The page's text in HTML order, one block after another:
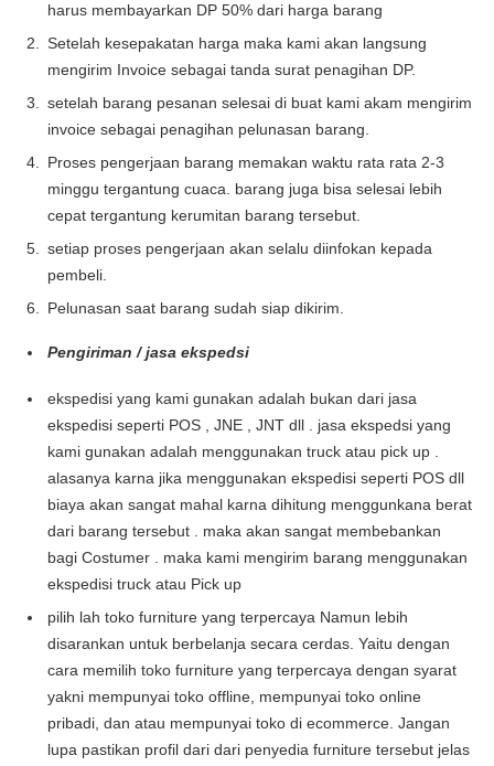
harus membayarkan DP 50% dari harga barang
Setelah kesepakatan harga maka kami akan langsung
mengirim Invoice sebagai tanda surat penagihan DP.
setelah barang pesanan selesai di buat kami akam mengirim
invoice sebagai penagihan pelunasan barang.
Proses pengerjaan barang memakan waktu rata rata 2-3
minggu tergantung cuaca. barang juga bisa selesai lebih
cepat tergantung kerumitan barang tersebut.
setiap proses pengerjaan akan selalu diinfokan kepada
pembeli.
Pelunasan saat barang sudah siap dikirim.
Pengiriman / jasa ekspedsi
ekspedisi yang kami gunakan adalah bukan dari jasa
ekspedisi seperti POS , JNE , JNT dll . jasa ekspedsi yang
kami gunakan adalah menggunakan truck atau pick up .
alasanya karna jika menggunakan ekspedisi seperti POS dll
biaya akan sangat mahal karna dihitung menggunkana berat
dari barang tersebut . maka akan sangat membebankan
bagi Costumer . maka kami mengirim barang menggunakan
ekspedisi truck atau Pick up
pilih lah toko furniture yang terpercaya Namun lebih
disarankan untuk berbelanja secara cerdas. Yaitu dengan
cara memilih toko furniture yang terpercaya dengan syarat
yakni mempunyai toko offline, mempunyai toko online
pribadi, dan atau mempunyai toko di ecommerce. Jangan
lupa pastikan profil dari dari penyedia furniture tersebut jelas